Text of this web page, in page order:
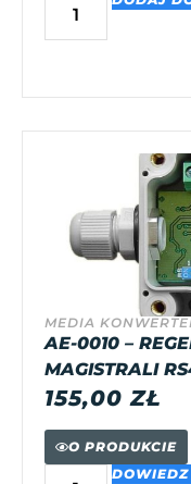
MEDIA
AE-0010 –
MAGISTRALI
155,00ZŁ
O PRODUKCIE